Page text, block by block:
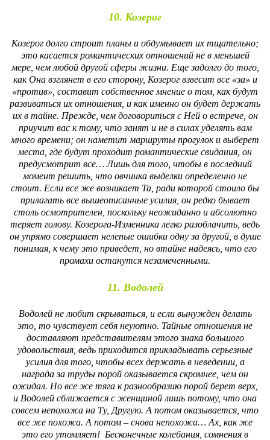
10. Козерог
Козерог долго строит планы и обдумывает их тщательно;
это касается романтических отношений не в меньшей
мере, чем любой другой сферы жизни. Еще задолго до того,
как Она взглянет в его сторону, Козерог взвесит все «за» и
«против», составит собственное мнение о том, как будут
развиваться их отношения, и как именно он будет держать
их в тайне. Прежде, чем договориться с Ней о встрече, он
приучит вас к тому, что занят и не в силах уделять вам
много времени; он наметит маршруты прогулок и выберет
места, где будут проходит романтические свидания, он
предусмотрит все… Лишь для того, чтобы в последний
момент решить, что овчинка выделки определенно не
стоит. Если все же возникает Та, ради которой стоило бы
прилагать все вышеописанные усилия, он редко бывает
столь осмотрителен, поскольку неожиданно и абсолютно
теряет голову. Козерога-Изменника легко разоблачить, ведь
он упрямо совершает нелепые ошибки одну за другой, в душе
понимая, к чему это приведет, но втайне надеясь, что его
промахи останутся незамеченными.
11. Водолей
Водолей не любит скрываться, и если вынужден делать
это, то чувствует себя неуютно. Тайные отношения не
доставляют представителям этого знака большого
удовольствия, ведь приходится прикладывать серьезные
усилия для того, чтобы всех держать в неведении, а
награда за труды порой оказывается скромнее, чем он
ожидал. Но все же тяга к разнообразию порой берет верх,
и Водолей сближается с женщиной лишь потому, что она
совсем непохожа на Ту, Другую. А потом оказывается, что
все же похожа. А потом – снова непохожа… Ах, как же
это его утомляет! Бесконечные колебания, сомнения в